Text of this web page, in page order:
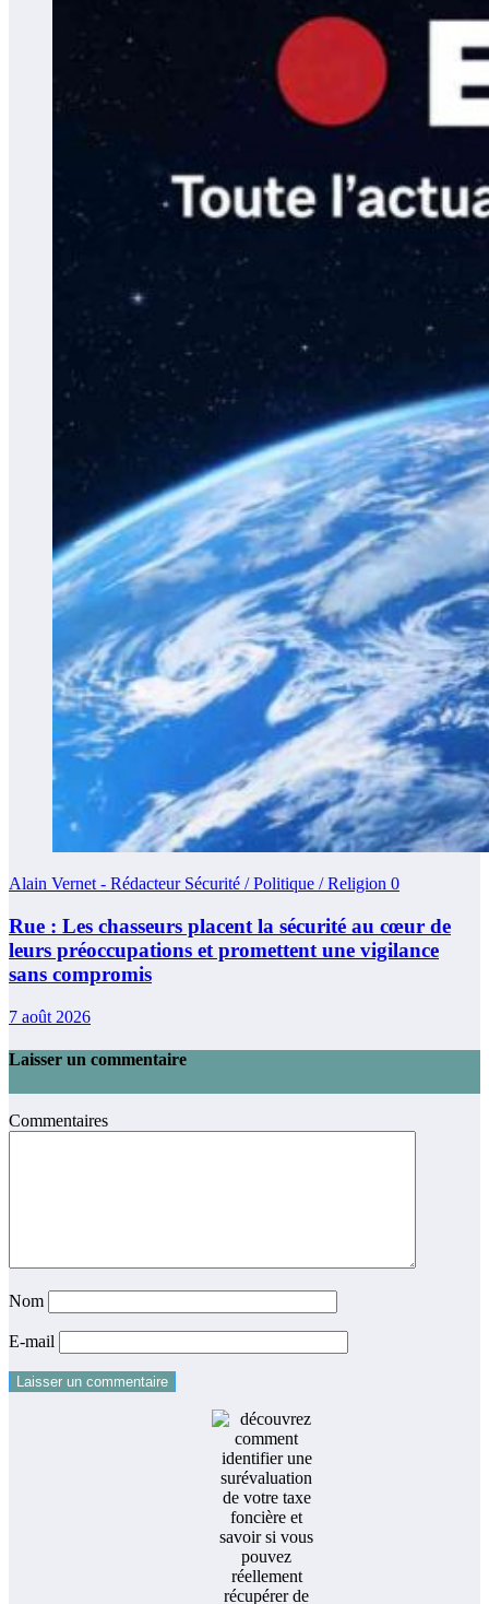
Alain Vernet - Rédacteur Sécurité / Politique / Religion 0
Rue : Les chasseurs placent la sécurité au cœur de
leurs préoccupations et promettent une vigilance
sans compromis
7 août 2026
Laisser un commentaire
Commentaires
Nom
E-mail